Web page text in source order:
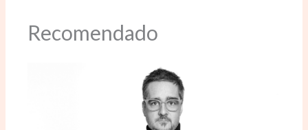
Recomendado